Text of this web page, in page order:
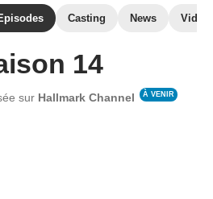
Casting News
14
sur Hallmark Channel À VENIR